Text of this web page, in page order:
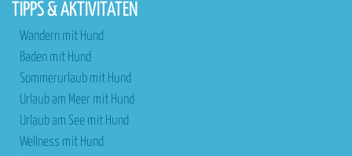
TIPPS & AKTIVITÄTEN
Wandern mit Hund
Baden mit Hund
Sommerurlaub mit Hund
Urlaub am Meer mit Hund
Urlaub am See mit Hund
Wellness mit Hund